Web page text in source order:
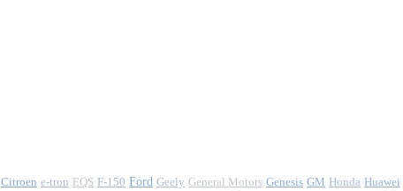
Citroen e-tron EQS F-150 Ford Geely General Motors Genesis GM Honda Huawei